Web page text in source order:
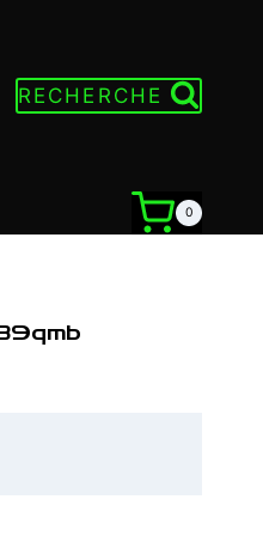
RECHERCHE
0